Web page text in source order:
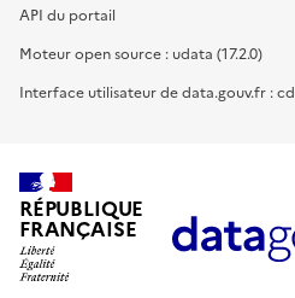
API du portail
Moteur open source : udata (17.2.0)
Interface utilisateur de data.gouv.fr :
RÉPUBLIQUE
FRANÇAISE